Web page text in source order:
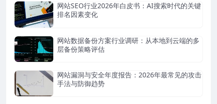
网站SEO行业2026年白皮书：AI搜索时代的关键
排名因素变化
网站数据备份方案行业调研：从本地到云端的多
层备份策略评估
网站漏洞与安全年度报告：2026年最常见的攻击
手法与防御趋势